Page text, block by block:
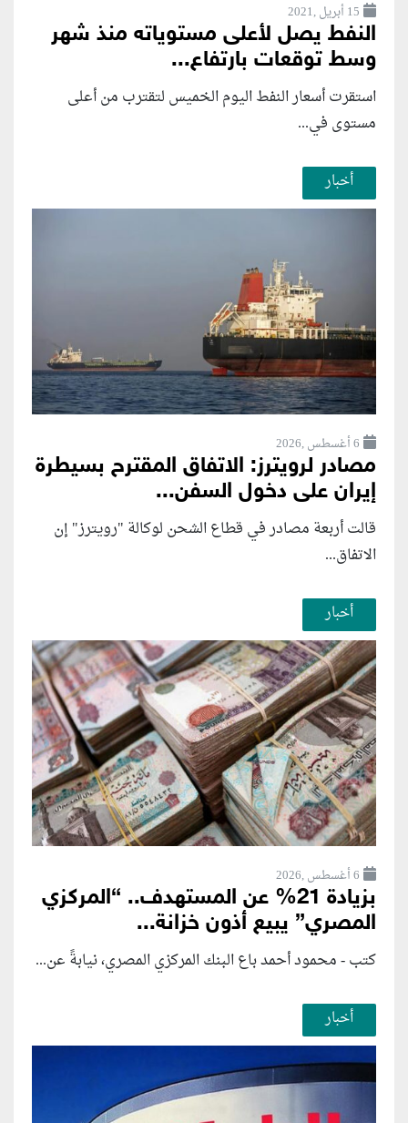
15 أبريل ,2021
النفط يصل لأعلى مستوياته منذ شهر
وسط توقعات بارتفاع...
استقرت أسعار النفط اليوم الخميس لتقترب من أعلى
مستوى في...
أخبار
6 أغسطس ,2026
مصادر لرويترز: الاتفاق المقترح بسيطرة
إيران على دخول السفن...
قالت أربعة مصادر في قطاع الشحن لوكالة "رويترز" إن
الاتفاق...
أخبار
6 أغسطس ,2026
بزيادة 21% عن المستهدف.. “المركزي
المصري” يبيع أذون خزانة...
كتب - محمود أحمد باع البنك المركزي المصري، نيابةً عن...
أخبار